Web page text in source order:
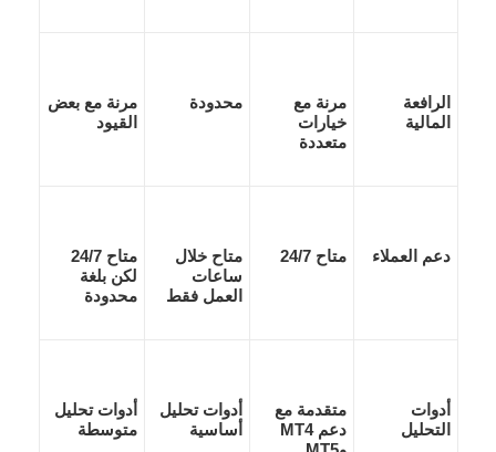
الرافعة
المالية
مرنة مع
خيارات
متعددة
محدودة
مرنة مع بعض
القيود
دعم العملاء متاح 24/7
متاح خلال
ساعات
العمل فقط
متاح 24/7
لكن بلغة
محدودة
أدوات
التحليل
متقدمة مع
دعم MT4
أدوات تحليل
أساسية
أدوات تحليل
متوسطة